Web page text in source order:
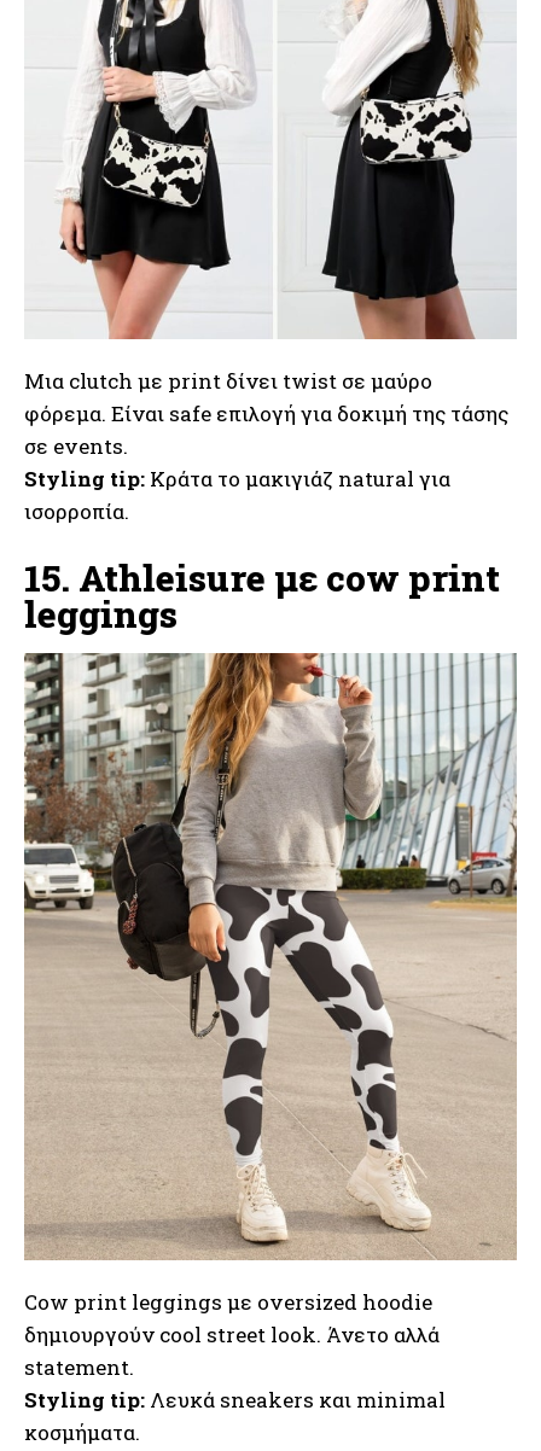
Μια clutch με print δίνει twist σε μαύρο
φόρεμα. Είναι safe επιλογή για δοκιμή της τάσης
σε events.
Styling tip: Κράτα το μακιγιάζ natural για
ισορροπία.
15. Athleisure με cow print
leggings
Cow print leggings με oversized hoodie
δημιουργούν cool street look. Άνετο αλλά
statement.
Styling tip: Λευκά sneakers και minimal
κοσμήματα.